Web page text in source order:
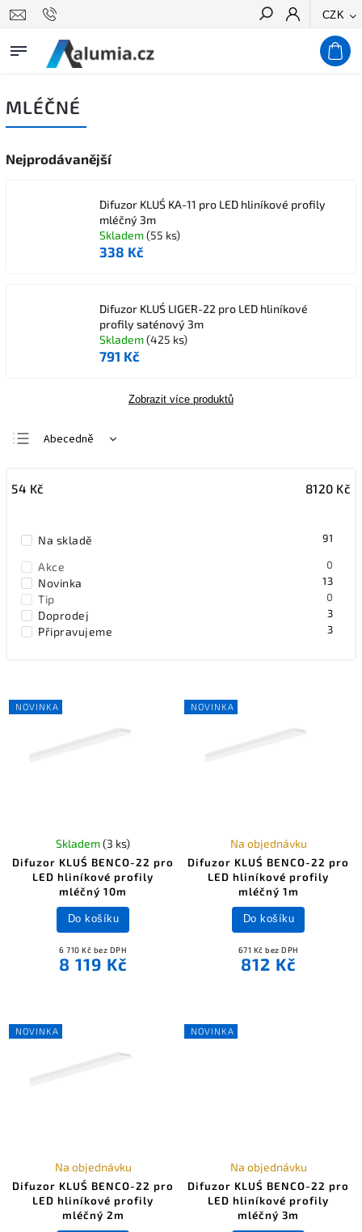
CZK
Hledat
MLÉČNÉ
Nejprodávanější
Difuzor KLUŚ KA-11 pro LED hliníkové profily
mléčný 3m
Skladem(55 ks)
338 Kč
Difuzor KLUŚ LIGER-22 pro LED hliníkové
profily saténový 3m
Skladem(425 ks)
791 Kč
Zobrazit více produktů
Abecedně
54 Kč 8120 Kč
Na skladě 91
Akce 0
Novinka 13
Tip 0
Doprodej 3
Připravujeme 3
NOVINKA
Difuzor KLUŚ BENCO-22 pro
LED hliníkové profily
mléčný 10m
Skladem(3 ks)
6 710 Kč bez DPH
8 119 Kč
Do košíku
NOVINKA
Difuzor KLUŚ BENCO-22 pro
LED hliníkové profily
mléčný 1m
Na objednávku
671 Kč bez DPH
812 Kč
Do košíku
NOVINKA
Difuzor KLUŚ BENCO-22 pro
LED hliníkové profily
mléčný 2m
Na objednávku
NOVINKA
Difuzor KLUŚ BENCO-22 pro
LED hliníkové profily
mléčný 3m
Na objednávku